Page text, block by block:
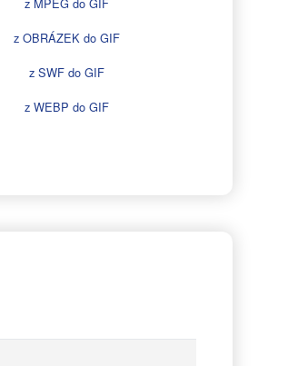
z OBRÁZEK do GIF
z SWF do GIF
z WEBP do GIF